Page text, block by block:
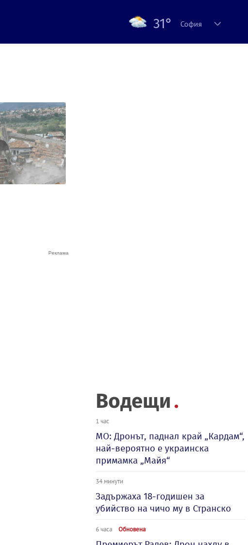
31° София
Водещи
1 час
МО: Дронът, паднал край „Кардам“,
най-вероятно е украинска
примамка „Майя“
34 минути
Задържаха 18-годишен за
убийство на чичо му в Странско
6 часа Обновена